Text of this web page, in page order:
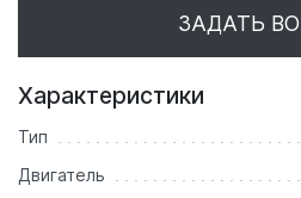
ЗАДАТЬ
Характеристики
Тип
Двигатель